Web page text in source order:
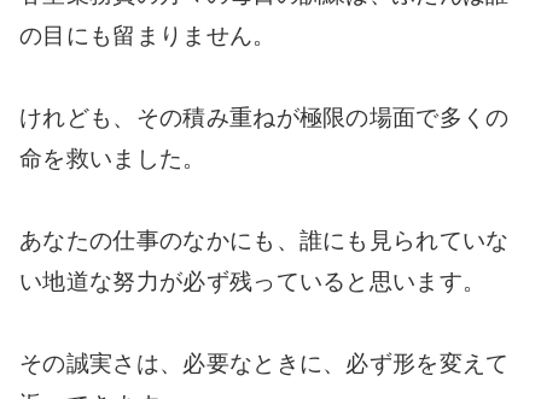
の目にも留まりません。
けれども、その積み重ねが極限の場面で多くの
命を救いました。
あなたの仕事のなかにも、誰にも見られていな
い地道な努力が必ず残っていると思います。
その誠実さは、必要なときに、必ず形を変えて